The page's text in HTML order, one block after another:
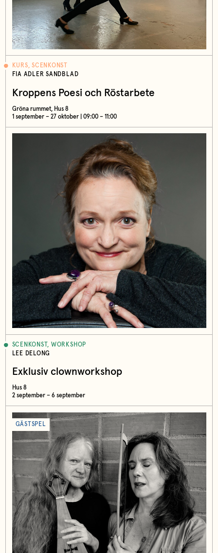
KURS, SCENKONST
FIA ADLER SANDBLAD
Kroppens Poesi och Röstarbete
Gröna rummet, Hus 8
1 september – 27 oktober | 09:00 – 11:00
SCENKONST, WORKSHOP
LEE DELONG
Exklusiv clownworkshop
Hus 8
2 september – 6 september
GÄSTSPEL